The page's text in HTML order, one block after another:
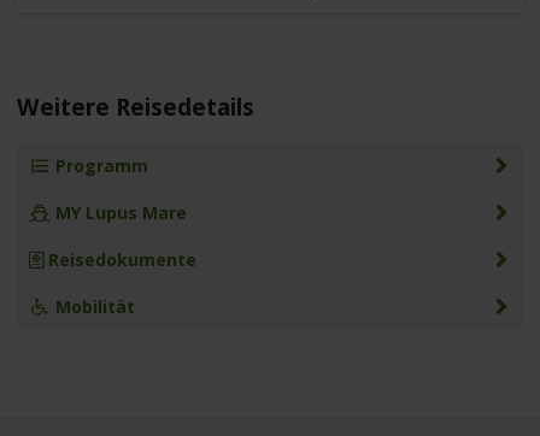
Weitere Reisedetails
Programm
MY Lupus Mare
Reisedokumente
Mobilität